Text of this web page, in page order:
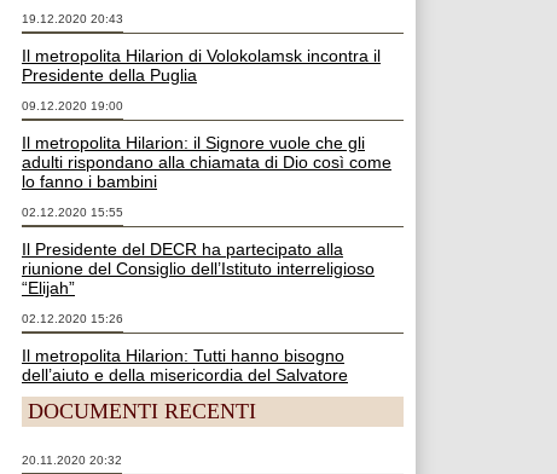
19.12.2020 20:43
Il metropolita Hilarion di Volokolamsk incontra il
Presidente della Puglia
09.12.2020 19:00
Il metropolita Hilarion: il Signore vuole che gli
adulti rispondano alla chiamata di Dio così come
lo fanno i bambini
02.12.2020 15:55
Il Presidente del DECR ha partecipato alla
riunione del Consiglio dell’Istituto interreligioso
“Elijah”
02.12.2020 15:26
Il metropolita Hilarion: Tutti hanno bisogno
dell’aiuto e della misericordia del Salvatore
DOCUMENTI RECENTI
20.11.2020 20:32